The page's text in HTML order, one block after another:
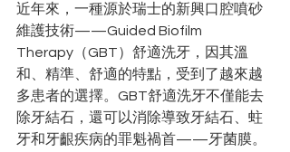
近年來，一種源於瑞士的新興口腔噴砂
維護技術——Guided Biofilm
Therapy（GBT）舒適洗牙，因其溫
和、精準、舒適的特點，受到了越來越
多患者的選擇。GBT舒適洗牙不僅能去
除牙結石，還可以消除導致牙結石、蛀
牙和牙齦疾病的罪魁禍首——牙菌膜。